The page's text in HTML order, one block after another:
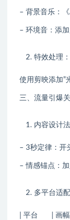
– 背景音乐：
– 环境音：添
特效处理：
使用剪映添加”
三、流量引爆
内容设计
– 3秒定律：开
– 情感锚点：
多平台适
| 平台 | 画